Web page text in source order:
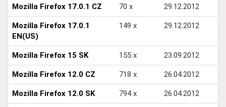
Mozilla Firefox 17.0.1 CZ 70 x 29.12.2012
Mozilla Firefox 17.0.1
EN(US)
149 x 29.12.2012
Mozilla Firefox 15 SK 155 x 23.09.2012
Mozilla Firefox 12.0 CZ 718 x 26.04.2012
Mozilla Firefox 12.0 SK 794 x 26.04.2012